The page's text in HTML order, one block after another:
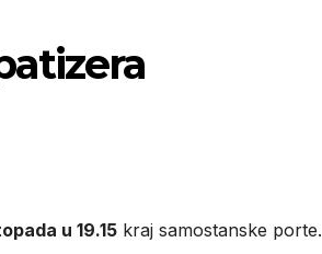
u 19.15 kraj samostanske porte.